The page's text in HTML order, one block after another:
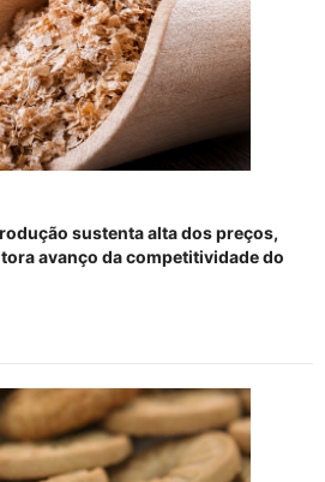
sustenta alta dos preços,
avanço da competitividade do